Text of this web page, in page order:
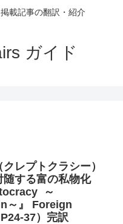
載記事の翻訳・紹介
ガイド
レプトクラシー）
する富の私物化
～
～』 Foreign
37）完訳